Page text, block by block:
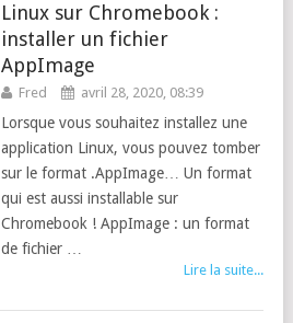
Linux sur Chromebook :
installer un fichier
AppImage
Fred avril 28, 2020, 08:39
Lorsque vous souhaitez installez une
application Linux, vous pouvez tomber
sur le format .AppImage… Un format
qui est aussi installable sur
Chromebook ! AppImage : un format
de fichier …
Lire la suite...